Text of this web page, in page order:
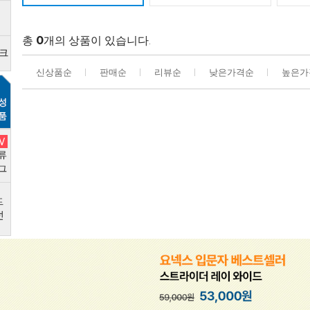
총 0개의 상품이 있습니다.
신상품순 판매순 리뷰순 낮은가격순 높은